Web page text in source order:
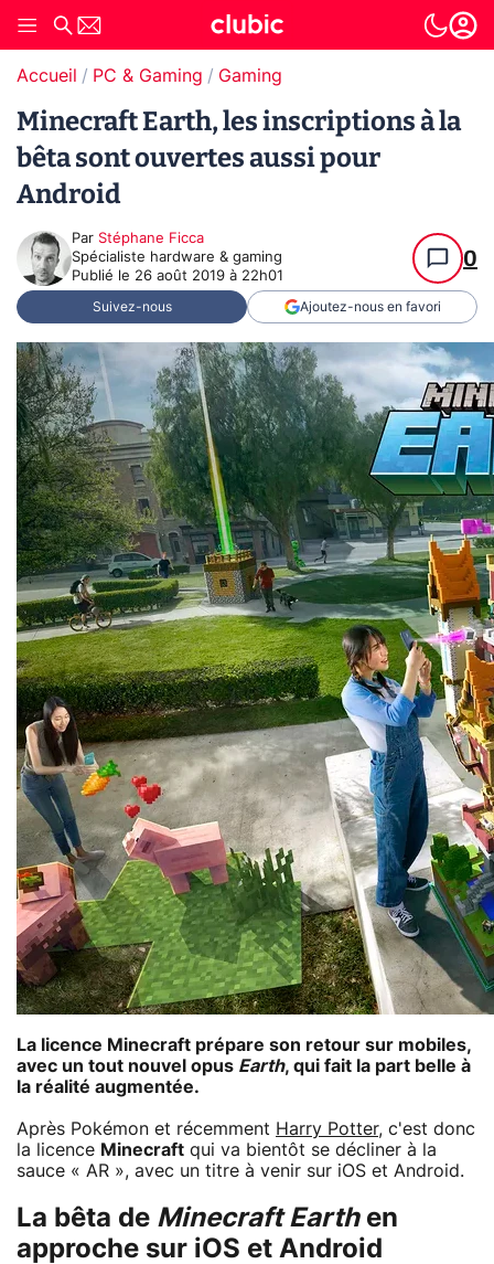
Accueil PC & Gaming Gaming
Minecraft Earth, les inscriptions à la
bêta sont ouvertes aussi pour
Android
Par Stéphane Ficca
Spécialiste hardware & gaming
Publié le 26 août 2019 à 22h01
0
Suivez-nous Ajoutez-nous en favori
La licence Minecraft prépare son retour sur mobiles,
avec un tout nouvel opus Earth, qui fait la part belle à
la réalité augmentée.
Après Pokémon et récemment Harry Potter, c'est donc
la licence Minecraft qui va bientôt se décliner à la
sauce « AR », avec un titre à venir sur iOS et Android.
La bêta de Minecraft Earthen
approche sur iOS et Android